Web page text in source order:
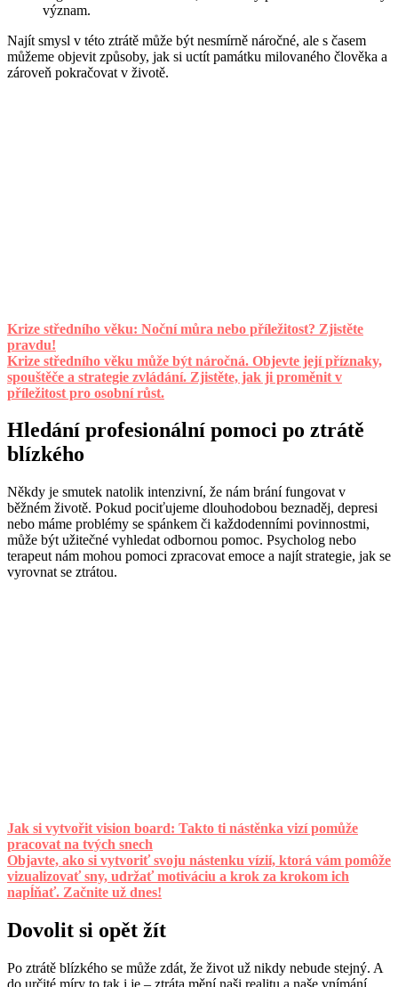
význam.
Najít smysl v této ztrátě může být nesmírně náročné, ale s časem
můžeme objevit způsoby, jak si uctít památku milovaného člověka a
zároveň pokračovat v životě.
Krize středního věku: Noční můra nebo příležitost? Zjistěte
pravdu!
Krize středního věku může být náročná. Objevte její příznaky,
spouštěče a strategie zvládání. Zjistěte, jak ji proměnit v
příležitost pro osobní růst.
Hledání profesionální pomoci po ztrátě
blízkého
Někdy je smutek natolik intenzivní, že nám brání fungovat v
běžném životě. Pokud pociťujeme dlouhodobou beznaděj, depresi
nebo máme problémy se spánkem či každodenními povinnostmi,
může být užitečné vyhledat odbornou pomoc. Psycholog nebo
terapeut nám mohou pomoci zpracovat emoce a najít strategie, jak se
vyrovnat se ztrátou.
Jak si vytvořit vision board: Takto ti nástěnka vizí pomůže
pracovat na tvých snech
Objavte, ako si vytvoriť svoju nástenku vízií, ktorá vám pomôže
vizualizovať sny, udržať motiváciu a krok za krokom ich
napĺňať. Začnite už dnes!
Dovolit si opět žít
Po ztrátě blízkého se může zdát, že život už nikdy nebude stejný. A